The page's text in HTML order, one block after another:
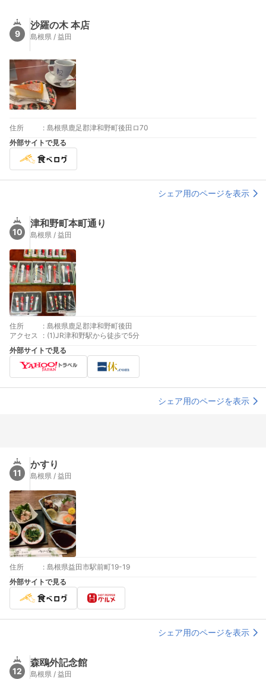
9
沙羅の木 本店
島根県 / 益田
住所 : 島根県鹿足郡津和野町後田ロ70
外部サイトで見る
シェア用のページを表示
10
津和野町本町通り
島根県 / 益田
住所 : 島根県鹿足郡津和野町後田
アクセス
: (1)JR津和野駅から徒歩で5分
外部サイトで見る
シェア用のページを表示
11
かすり
島根県 / 益田
住所 : 島根県益田市駅前町19-19
外部サイトで見る
シェア用のページを表示
12
森鴎外記念館
島根県 / 益田